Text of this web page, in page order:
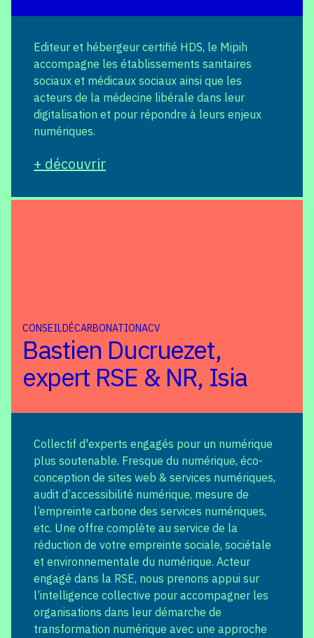
Editeur et hébergeur certifié HDS, le Mipih
accompagne les établissements sanitaires
sociaux et médicaux sociaux ainsi que les
acteurs de la médecine libérale dans leur
digitalisation et pour répondre à leurs enjeux
numériques.
+ découvrir
CONSEILDÉCARBONATIONACV
Bastien Ducruezet,
expert RSE & NR, Isia
Collectif d'experts engagés pour un numérique
plus soutenable. Fresque du numérique, éco-
conception de sites web & services numériques,
audit d’accessibilité numérique, mesure de
l’empreinte carbone des services numériques,
etc. Une offre complète au service de la
réduction de votre empreinte sociale, sociétale
et environnementale du numérique. Acteur
engagé dans la RSE, nous prenons appui sur
l’intelligence collective pour accompagner les
organisations dans leur démarche de
transformation numérique avec une approche